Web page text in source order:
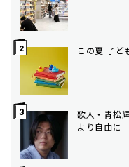
この夏 子ど
歌人・青松
より自由に